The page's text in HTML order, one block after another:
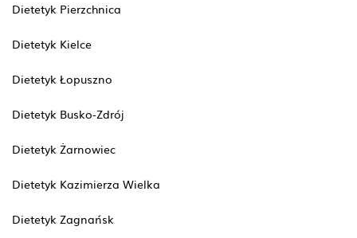
Dietetyk Pierzchnica
Dietetyk Kielce
Dietetyk Łopuszno
Dietetyk Busko-Zdrój
Dietetyk Żarnowiec
Dietetyk Kazimierza Wielka
Dietetyk Zagnańsk